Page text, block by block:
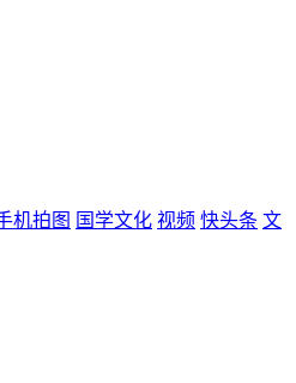
机拍图 国学文化 视频 快头条 文